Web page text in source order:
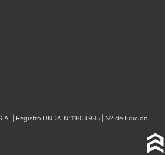
| Registro DNDA N°11804985 | Nº de Edición